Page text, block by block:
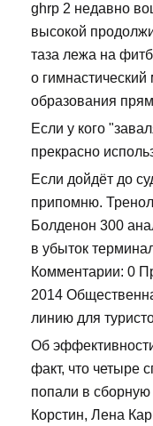
ghrp 2 недавно
высокой
таза лежа на
о
образования
Если у кого
прекрасно
Если дойдёт до
припомню.
Болденон 300
в убыток
Комментарии: 0
2014
линию для
Об
факт, что четыре
попали в
Корстин, Лена